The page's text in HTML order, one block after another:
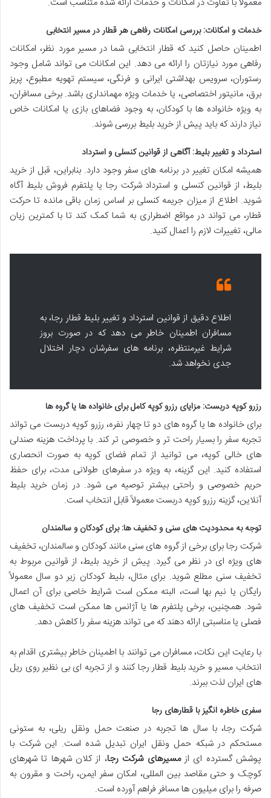
خدمات و امکانات: بررسی امکانات رفاهی هر قطار در مسیر انتخابی
اطمینان حاصل کنید که قطار انتخابی شما در مسیر مورد نظر، امکانات
رفاهی مورد نیازتان را ارائه می دهد. این امکانات می تواند شامل وجود
رستوران، سرویس بهداشتی ایرانی و فرنگی، سیستم تهویه مطبوع، پریز
برق، مانیتور اختصاصی، یا خدمات ویژه مهمانداری باشد. برخی مسافران،
به ویژه خانواده ها با کودکان، به وجود فضاهای بازی یا امکانات خاص
نیاز دارند که باید پیش از خرید بلیط بررسی شوند.
استرداد و تغییر بلیط: آگاهی از قوانین کنسلی و استرداد
همیشه امکان تغییر در برنامه های سفر وجود دارد. بنابراین، قبل از خرید
بلیط، از قوانین کنسلی و استرداد شرکت رجا یا پلتفرم فروش بلیط آگاه
شوید. اطلاع از میزان جریمه کنسلی بر اساس زمان باقی مانده تا حرکت
قطار، می تواند در مواقع اضطراری به شما کمک کند تا با کمترین زیان
مالی، تغییرات لازم را اعمال کنید.
اطلاع دقیق از قوانین استرداد و تغییر بلیط قطار رجا، به
مسافران اطمینان خاطر می دهد که در صورت بروز
شرایط غیرمنتظره، برنامه های سفرشان دچار اختلال
جدی نخواهد شد.
رزرو کوپه دربست: مزایای رزرو کوپه کامل برای خانواده ها یا گروه ها
برای خانواده ها یا گروه های دو تا چهار نفره، رزرو کوپه دربست می تواند
تجربه سفر را بسیار راحت تر و خصوصی تر کند. با پرداخت هزینه صندلی
های خالی کوپه، می توانید از تمام فضای کوپه به صورت انحصاری
استفاده کنید. این گزینه، به ویژه در سفرهای طولانی مدت، برای حفظ
حریم خصوصی و راحتی بیشتر توصیه می شود. در زمان خرید بلیط
آنلاین، گزینه رزرو کوپه دربست معمولاً قابل انتخاب است.
توجه به محدودیت های سنی و تخفیف ها: برای کودکان و سالمندان
شرکت رجا برای برخی از گروه های سنی مانند کودکان و سالمندان، تخفیف
های ویژه ای در نظر می گیرد. پیش از خرید بلیط، از قوانین مربوط به
تخفیف سنی مطلع شوید. برای مثال، بلیط کودکان زیر دو سال معمولاً
رایگان یا نیم بها است، البته ممکن است شرایط خاصی برای آن اعمال
شود. همچنین، برخی پلتفرم ها یا آژانس ها ممکن است تخفیف های
فصلی یا مناسبتی ارائه دهند که می تواند هزینه سفر را کاهش دهد.
با رعایت این نکات، مسافران می توانند با اطمینان خاطر بیشتری اقدام به
انتخاب مسیر و خرید بلیط قطار رجا کنند و از تجربه ای بی نظیر روی ریل
های ایران لذت ببرند.
سفری خاطره انگیز با قطارهای رجا
شرکت رجا، با سال ها تجربه در صنعت حمل ونقل ریلی، به ستونی
مستحکم در شبکه حمل ونقل ایران تبدیل شده است. این شرکت با
پوشش گسترده ای ازمسیرهای شرکت رجا، از کلان شهرها تا شهرهای
کوچک و حتی مقاصد بین المللی، امکان سفر ایمن، راحت و مقرون به
صرفه را برای میلیون ها مسافر فراهم آورده است.